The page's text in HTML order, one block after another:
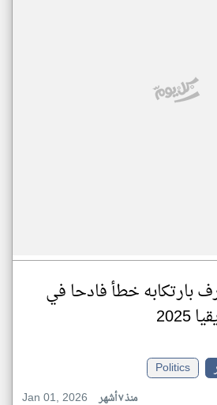
بارتكابه خطأ فادحا في
Politics
Jan 01, 2026
منذ ٧ أشهر